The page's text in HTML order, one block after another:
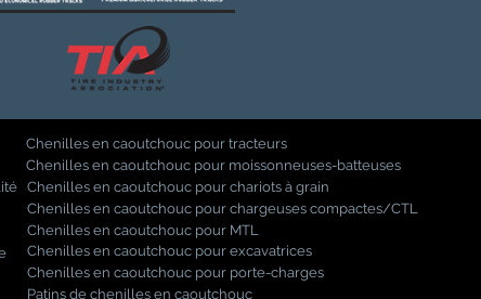
Chenilles en caoutchouc pour tracteurs
Chenilles en caoutchouc pour moissonneuses-batteuses
Chenilles en caoutchouc pour chariots à grain
Chenilles en caoutchouc pour chargeuses compactes/CTL
Chenilles en caoutchouc pour MTL
Chenilles en caoutchouc pour excavatrices
Chenilles en caoutchouc pour porte-charges
Patins de chenilles en caoutchouc